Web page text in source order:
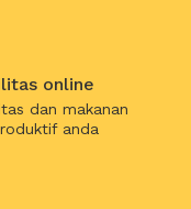
online
dan makanan
anda